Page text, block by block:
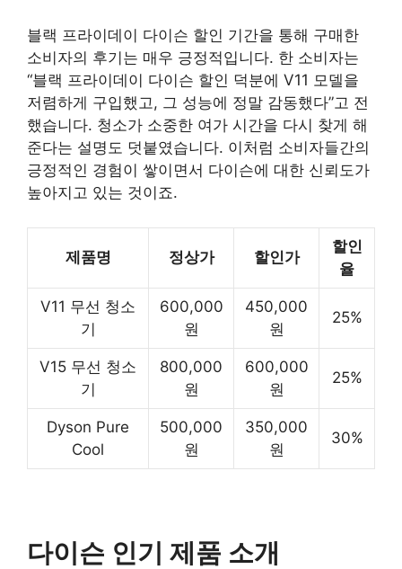
블랙 프라이데이 다이슨 할인 기간을 통해 구매한
소비자의 후기는 매우 긍정적입니다. 한 소비자는
“블랙 프라이데이 다이슨 할인 덕분에 V11 모델을
저렴하게 구입했고, 그 성능에 정말 감동했다”고 전
했습니다. 청소가 소중한 여가 시간을 다시 찾게 해
준다는 설명도 덧붙였습니다. 이처럼 소비자들간의
긍정적인 경험이 쌓이면서 다이슨에 대한 신뢰도가
높아지고 있는 것이죠.
제품명 정상가 할인가
할인
율
V11 무선 청소
기
600,000
원
450,000
원
25%
V15 무선 청소
기
800,000
원
600,000
원
25%
Dyson Pure
Cool
500,000
원
350,000
원
30%
다이슨 인기 제품 소개